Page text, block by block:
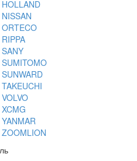
HOLLAND
NISSAN
ORTECO
RIPPA
SANY
SUMITOMO
SUNWARD
TAKEUCHI
VOLVO
XCMG
YANMAR
ZOOMLION